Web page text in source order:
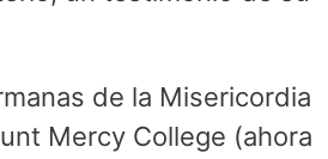
de la Misericordia
Mercy College (ahora